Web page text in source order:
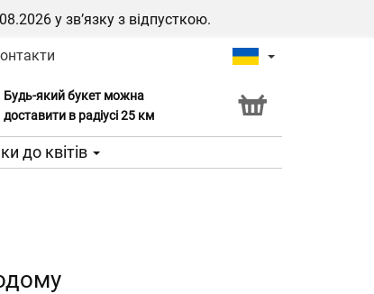
у зв’язку з відпусткою.
Будь-який букет можна
доставити в радіусі 25 км
Послуга Click & Collect
до квітів